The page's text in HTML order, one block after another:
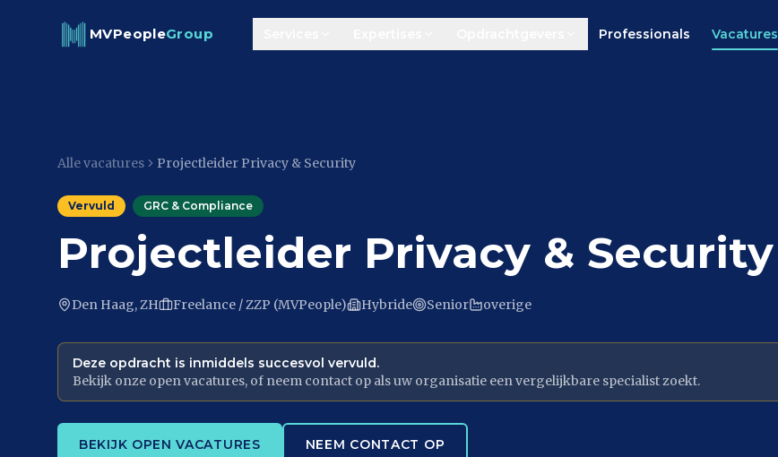
MVPeopleGroup Professionals Vacatures
Alle vacatures Projectleider Privacy & Security
Vervuld GRC & Compliance
Projectleider Privacy & Security
Den Haag, ZH Freelance / ZZP (MVPeople) Hybride Senior overige
Deze opdracht is inmiddels succesvol vervuld.
Bekijk onze open vacatures, of neem contact op als uw organisatie een vergelijkbare specialist zoekt.
BEKIJK OPEN VACATURES NEEM CONTACT OP